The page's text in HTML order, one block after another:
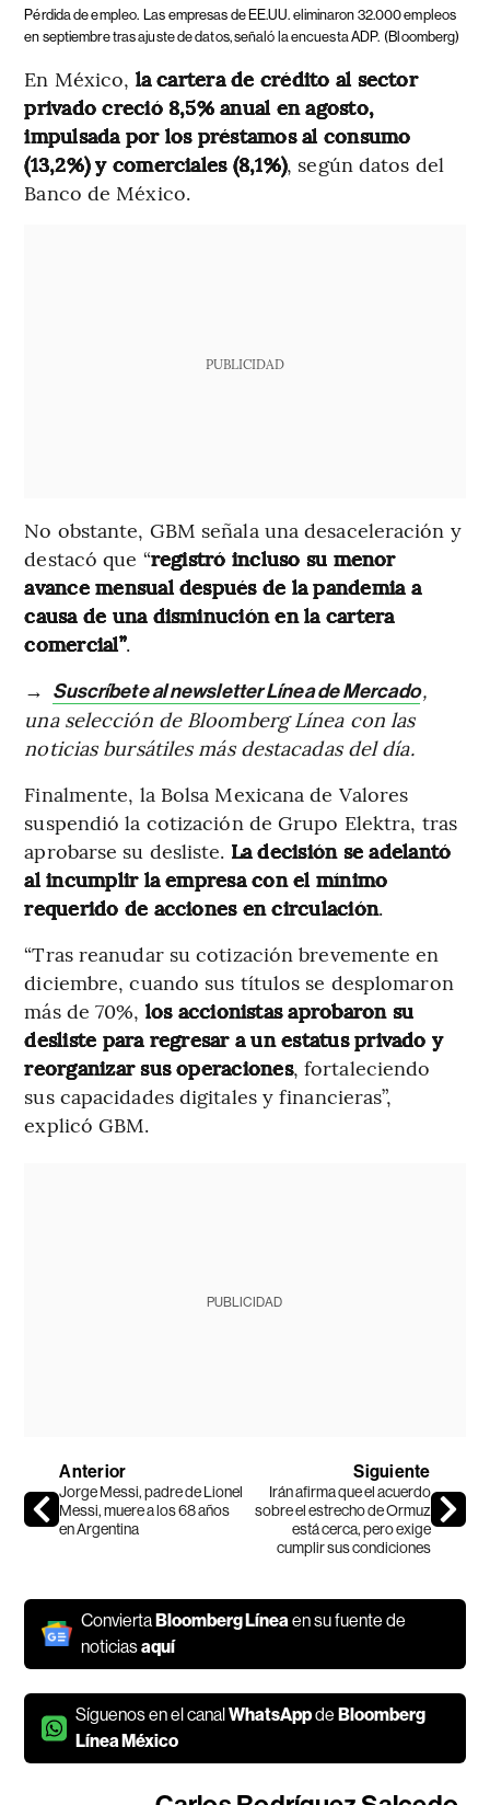
Pérdida de empleo. Las empresas de EE.UU. eliminaron 32.000 empleos
en septiembre tras ajuste de datos, señaló la encuesta ADP. (Bloomberg)
En México, la cartera de crédito al sector
privado creció 8,5% anual en agosto,
impulsada por los préstamos al consumo
(13,2%) y comerciales (8,1%), según datos del
Banco de México.
PUBLICIDAD
No obstante, GBM señala una desaceleración y
destacó que “registró incluso su menor
avance mensual después de la pandemia a
causa de una disminución en la cartera
comercial”.
→ Suscríbete al newsletter Línea de Mercado,
una selección de Bloomberg Línea con las
noticias bursátiles más destacadas del día.
Finalmente, la Bolsa Mexicana de Valores
suspendió la cotización de Grupo Elektra, tras
aprobarse su desliste. La decisión se adelantó
al incumplir la empresa con el mínimo
requerido de acciones en circulación.
“Tras reanudar su cotización brevemente en
diciembre, cuando sus títulos se desplomaron
más de 70%, los accionistas aprobaron su
desliste para regresar a un estatus privado y
reorganizar sus operaciones, fortaleciendo
sus capacidades digitales y financieras”,
explicó GBM.
PUBLICIDAD
Anterior
Jorge Messi, padre de Lionel
Messi, muere a los 68 años
en Argentina
Siguiente
Irán afirma que el acuerdo
sobre el estrecho de Ormuz
está cerca, pero exige
cumplir sus condiciones
ConviertaBloomberg Línea en su fuente de
noticiasaquí
Síguenos en el canalWhatsAppdeBloomberg
Línea México